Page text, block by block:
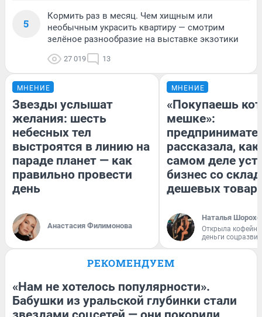
5
Кормить раз в месяц. Чем хищным или
необычным украсить квартиру — смотрим
зелёное разнообразие на выставке экзотики
27 019 13
МНЕНИЕ
Звезды услышат
желания: шесть
небесных тел
выстроятся в линию на
параде планет — как
правильно провести
день
Анастасия Филимонова
МНЕНИЕ
«Покупаешь
мешке»:
рассказала, как
самом деле
бизнес со
дешевых
Наталья
Открыла
деньги
РЕКОМЕНДУЕМ
«Нам не хотелось популярности».
Бабушки из уральской глубинки стали